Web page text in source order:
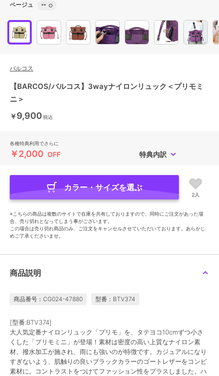
ベージュ ** ○
バルコス
【BARCOS/バルコス】3wayナイロンリュック＜プリモミ
ニ＞
￥9,900 税込
各種特典利用でさらに
￥2,000 OFF 特典内訳
カラー・サイズを選ぶ
2人
※こちらの商品は複数のサイトで在庫を共有しておりますので、同時にご注文があった場
合、売り切れとなってしまう事がございます。
この場合は売り切れ商品のみ、ご注文をキャンセルさせていただいております。あらかじ
めご了承くださいませ。
商品説明
商品番号：CG024-47880 型番：BTV374
[型番:BTV374]
大人気定番ナイロンリュック「プリモ」を、タテヨコ10cmずつ小さ
くした「プリモミニ」が登場！素材は密度の高い上質なナイロン素
材。撥水加工が施され、雨にも強いのが特徴です。カジュアルになり
すぎないよう、肌触りの良いブラックカラーのゴートレザーをコンビ
素材に。コントラストをつけてファッション性をプラスしました。ハ